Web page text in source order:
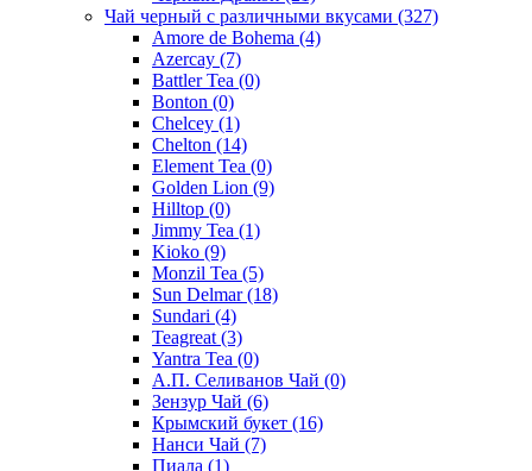
Чай черный с различными вкусами (327)
Amore de Bohema (4)
Azercay (7)
Battler Tea (0)
Bonton (0)
Chelcey (1)
Chelton (14)
Element Tea (0)
Golden Lion (9)
Hilltop (0)
Jimmy Tea (1)
Kioko (9)
Monzil Tea (5)
Sun Delmar(18)
Sundari (4)
Teagreat (3)
Yantra Tea (0)
А.П. Селиванов Чай (0)
Зензур Чай (6)
Крымский букет (16)
Нанси Чай (7)
Пиала (1)